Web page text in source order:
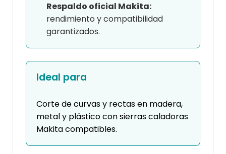
Respaldo oficial Makita:
rendimiento y compatibilidad
garantizados.
Ideal para
Corte de curvas y rectas en madera,
metal y plástico con sierras caladoras
Makita compatibles.